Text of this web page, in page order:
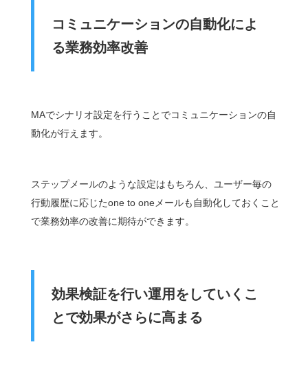
コミュニケーションの自動化によ
る業務効率改善
MAでシナリオ設定を行うことでコミュニケーションの自
動化が行えます。
ステップメールのような設定はもちろん、ユーザー毎の
行動履歴に応じたone to oneメールも自動化しておくこと
で業務効率の改善に期待ができます。
効果検証を行い運用をしていくこ
とで効果がさらに高まる